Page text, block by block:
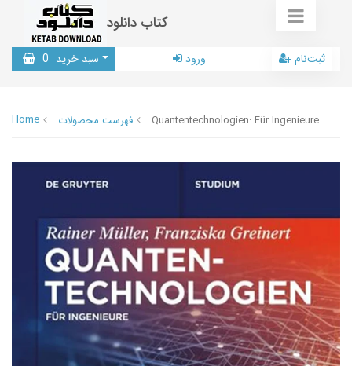
کتاب دانلود
سبد خرید 0 ورود ثبت‌نام
Home فهرست محصولات Quantentechnologien: Für Ingenieure